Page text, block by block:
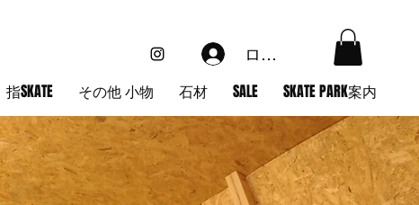
ログイン
指SKATE その他 小物 石材 SALE SKATE PARK案内